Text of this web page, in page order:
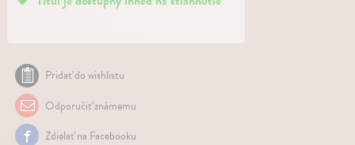
Pridať do wishlistu
Odporučiť známemu
Zdielať na Facebooku